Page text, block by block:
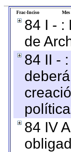
Frac-Inciso Mes
84 I - :
de
84 II -
84 IV